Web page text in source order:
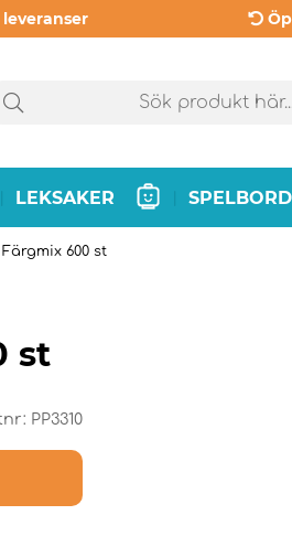
LEKSAKER SPELBORD
600 st
st
PP3310